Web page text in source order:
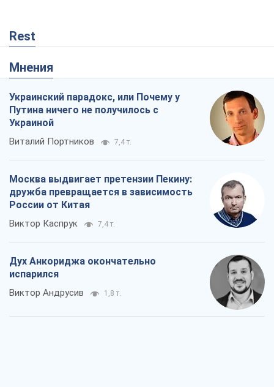
Rest
Мнения
Украинский парадокс, или Почему у
Путина ничего не получилось с
Украиной
Виталий Портников 7,4 т.
Москва выдвигает претензии Пекину:
дружба превращается в зависимость
России от Китая
Виктор Каспрук 7,4 т.
Дух Анкориджа окончательно
испарился
Виктор Андрусив 1,8 т.